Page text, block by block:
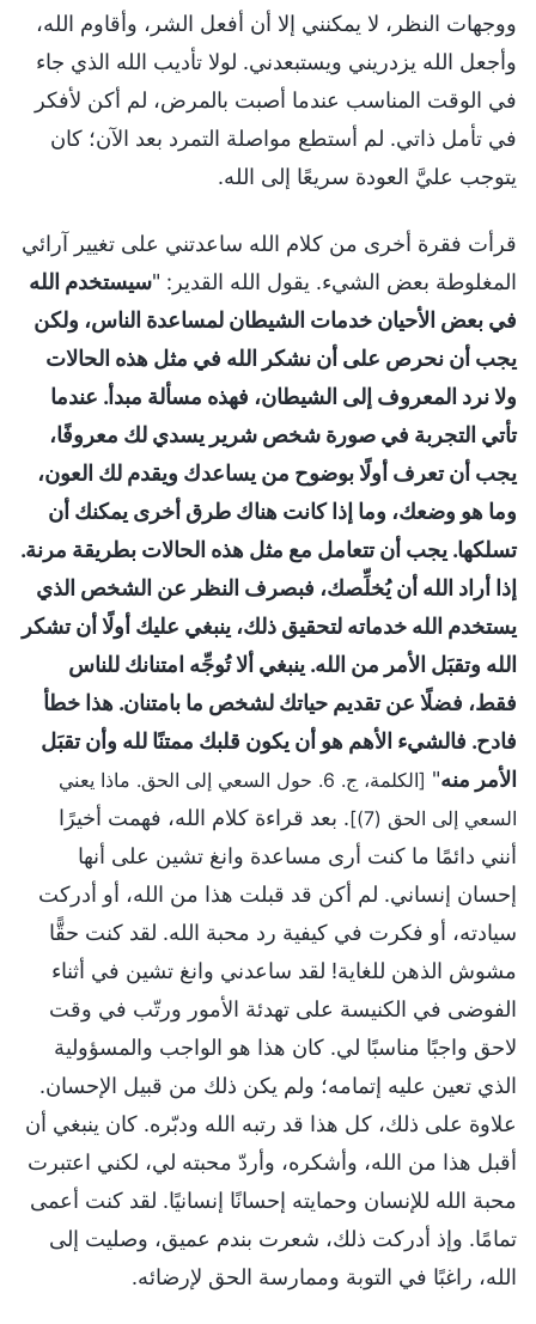
ووجهات النظر، لا يمكنني إلا أن أفعل الشر، وأقاوم الله،
وأجعل الله يزدريني ويستبعدني. لولا تأديب الله الذي جاء
في الوقت المناسب عندما أصبت بالمرض، لم أكن لأفكر
في تأمل ذاتي. لم أستطع مواصلة التمرد بعد الآن؛ كان
يتوجب عليَّ العودة سريعًا إلى الله.
قرأت فقرة أخرى من كلام الله ساعدتني على تغيير آرائي
المغلوطة بعض الشيء. يقول الله القدير: "سيستخدم الله
في بعض الأحيان خدمات الشيطان لمساعدة الناس، ولكن
يجب أن نحرص على أن نشكر الله في مثل هذه الحالات
ولا نرد المعروف إلى الشيطان، فهذه مسألة مبدأ. عندما
تأتي التجربة في صورة شخص شرير يسدي لك معروفًا،
يجب أن تعرف أولًا بوضوح من يساعدك ويقدم لك العون،
وما هو وضعك، وما إذا كانت هناك طرق أخرى يمكنك أن
تسلكها. يجب أن تتعامل مع مثل هذه الحالات بطريقة مرنة.
إذا أراد الله أن يُخلِّصك، فبصرف النظر عن الشخص الذي
يستخدم الله خدماته لتحقيق ذلك، ينبغي عليك أولًا أن تشكر
الله وتقبَل الأمر من الله. ينبغي ألا تُوجِّه امتنانك للناس
فقط، فضلًا عن تقديم حياتك لشخص ما بامتنان. هذا خطأ
فادح. فالشيء الأهم هو أن يكون قلبك ممتنًا لله وأن تقبَل
الأمر منه"
[الكلمة، ج. 6. حول السعي إلى الحق. ماذا يعني
السعي إلى الحق (7)]
. بعد قراءة كلام الله، فهمت أخيرًا
أنني دائمًا ما كنت أرى مساعدة وانغ تشين على أنها
إحسان إنساني. لم أكن قد قبلت هذا من الله، أو أدركت
سيادته، أو فكرت في كيفية رد محبة الله. لقد كنت حقًّا
مشوش الذهن للغاية! لقد ساعدني وانغ تشين في أثناء
الفوضى في الكنيسة على تهدئة الأمور ورتّب في وقت
لاحق واجبًا مناسبًا لي. كان هذا هو الواجب والمسؤولية
الذي تعين عليه إتمامه؛ ولم يكن ذلك من قبيل الإحسان.
علاوة على ذلك، كل هذا قد رتبه الله ودبّره. كان ينبغي أن
أقبل هذا من الله، وأشكره، وأردّ محبته لي، لكني اعتبرت
محبة الله للإنسان وحمايته إحسانًا إنسانيًا. لقد كنت أعمى
تمامًا. وإذ أدركت ذلك، شعرت بندم عميق، وصليت إلى
الله، راغبًا في التوبة وممارسة الحق لإرضائه.